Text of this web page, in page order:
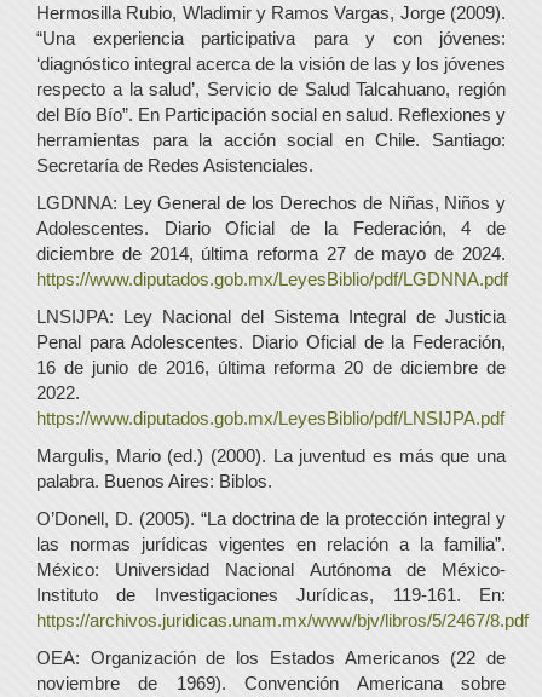
Hermosilla Rubio, Wladimir y Ramos Vargas, Jorge (2009).
“Una experiencia participativa para y con jóvenes:
‘diagnóstico integral acerca de la visión de las y los jóvenes
respecto a la salud’, Servicio de Salud Talcahuano, región
del Bío Bío”. En Participación social en salud. Reflexiones y
herramientas para la acción social en Chile. Santiago:
Secretaría de Redes Asistenciales.
LGDNNA: Ley General de los Derechos de Niñas, Niños y
Adolescentes. Diario Oficial de la Federación, 4 de
diciembre de 2014, última reforma 27 de mayo de 2024.
https://www.diputados.gob.mx/LeyesBiblio/pdf/LGDNNA.pdf
LNSIJPA: Ley Nacional del Sistema Integral de Justicia
Penal para Adolescentes. Diario Oficial de la Federación,
16 de junio de 2016, última reforma 20 de diciembre de
2022.
https://www.diputados.gob.mx/LeyesBiblio/pdf/LNSIJPA.pdf
Margulis, Mario (ed.) (2000). La juventud es más que una
palabra. Buenos Aires: Biblos.
O’Donell, D. (2005). “La doctrina de la protección integral y
las normas jurídicas vigentes en relación a la familia”.
México: Universidad Nacional Autónoma de México-
Instituto de Investigaciones Jurídicas, 119-161. En:
https://archivos.juridicas.unam.mx/www/bjv/libros/5/2467/8.pdf
OEA: Organización de los Estados Americanos (22 de
noviembre de 1969). Convención Americana sobre